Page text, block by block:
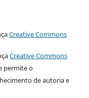
Creative Commons
Creative Commons
permite o
de autoria e